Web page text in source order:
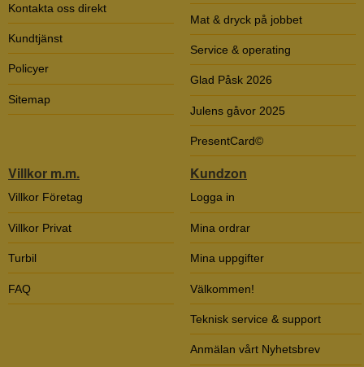
Kontakta oss direkt
Kundtjänst
Policyer
Sitemap
Mat & dryck på jobbet
Service & operating
Glad Påsk 2026
Julens gåvor 2025
PresentCard©
Villkor m.m.
Villkor Företag
Villkor Privat
Turbil
FAQ
Kundzon
Logga in
Mina ordrar
Mina uppgifter
Välkommen!
Teknisk service & support
Anmälan vårt Nyhetsbrev